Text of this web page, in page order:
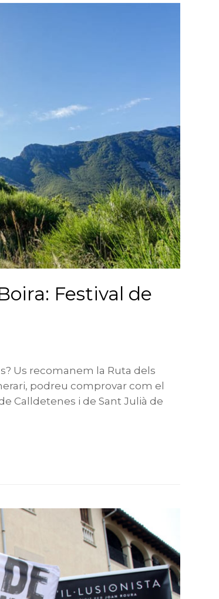
Festival de
Us recomanem la Ruta dels
podreu comprovar com el
Calldetenes i de Sant Julià de